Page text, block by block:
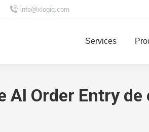
info@xlogiq.com
Services
AI Order Entry